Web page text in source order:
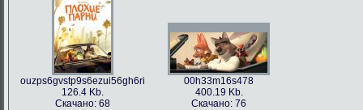
ouzps6gvstp9s6ezui56gh6ri
126.4 Kb.
Скачано: 68
00h33m16s478
400.19 Kb.
Скачано: 76